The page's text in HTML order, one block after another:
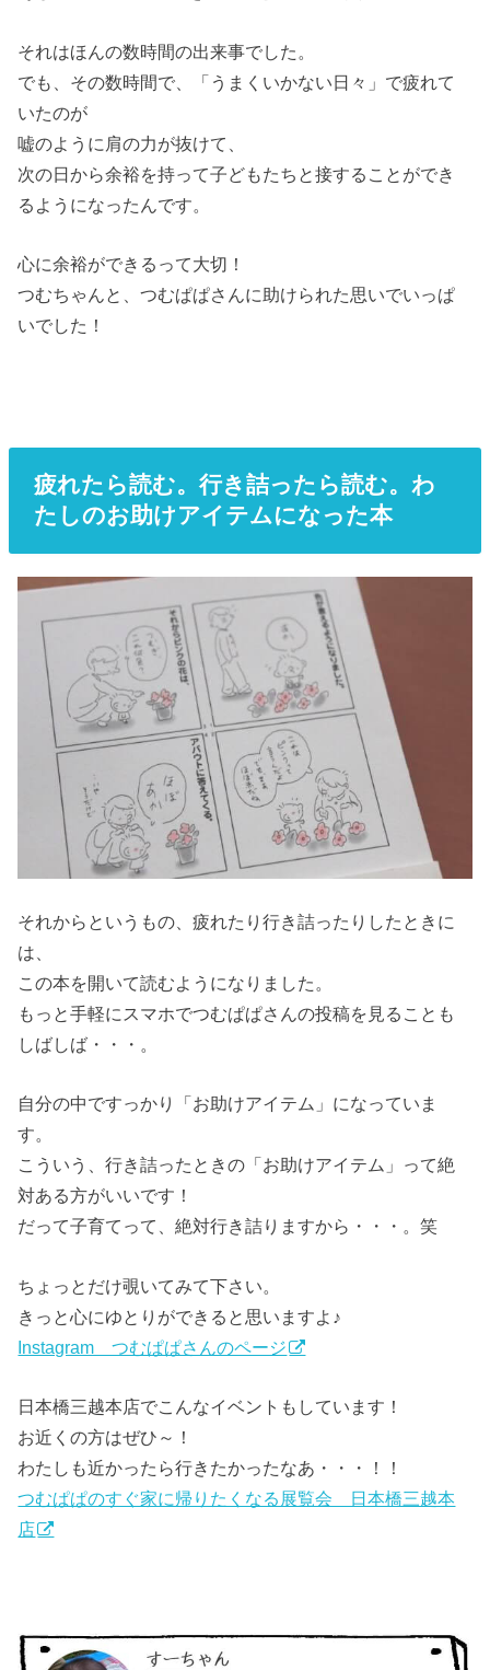
それはほんの数時間の出来事でした。
でも、その数時間で、「うまくいかない日々」で疲れて
いたのが
嘘のように肩の力が抜けて、
次の日から余裕を持って子どもたちと接することができ
るようになったんです。
心に余裕ができるって大切！
つむちゃんと、つむぱぱさんに助けられた思いでいっぱ
いでした！
疲れたら読む。行き詰ったら読む。わ
たしのお助けアイテムになった本
それからというもの、疲れたり行き詰ったりしたときに
は、
この本を開いて読むようになりました。
もっと手軽にスマホでつむぱぱさんの投稿を見ることも
しばしば・・・。
自分の中ですっかり「お助けアイテム」になっていま
す。
こういう、行き詰ったときの「お助けアイテム」って絶
対ある方がいいです！
だって子育てって、絶対行き詰りますから・・・。笑
ちょっとだけ覗いてみて下さい。
きっと心にゆとりができると思いますよ♪
Instagram つむぱぱさんのページ
日本橋三越本店でこんなイベントもしています！
お近くの方はぜひ～！
わたしも近かったら行きたかったなあ・・・！！
つむぱぱのすぐ家に帰りたくなる展覧会 日本橋三越本
店